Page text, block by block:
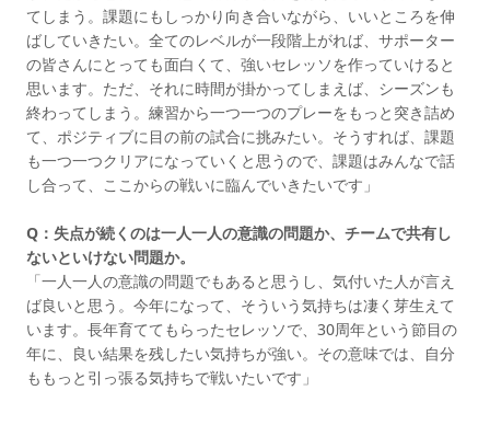
てしまう。課題にもしっかり向き合いながら、いいところを伸
ばしていきたい。全てのレベルが一段階上がれば、サポーター
の皆さんにとっても面白くて、強いセレッソを作っていけると
思います。ただ、それに時間が掛かってしまえば、シーズンも
終わってしまう。練習から一つ一つのプレーをもっと突き詰め
て、ポジティブに目の前の試合に挑みたい。そうすれば、課題
も一つ一つクリアになっていくと思うので、課題はみんなで話
し合って、ここからの戦いに臨んでいきたいです」
Q：失点が続くのは一人一人の意識の問題か、チームで共有し
ないといけない問題か。
「一人一人の意識の問題でもあると思うし、気付いた人が言え
ば良いと思う。今年になって、そういう気持ちは凄く芽生えて
います。長年育ててもらったセレッソで、30周年という節目の
年に、良い結果を残したい気持ちが強い。その意味では、自分
ももっと引っ張る気持ちで戦いたいです」